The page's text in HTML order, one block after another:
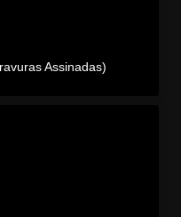
Assinadas)